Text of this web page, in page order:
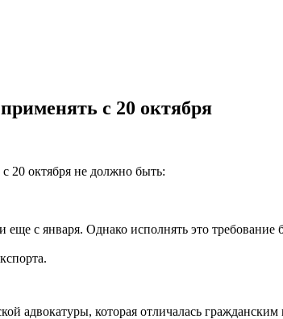
с 20 октября
20 октября не должно быть:
с января. Однако исполнять это требование
адвокатуры, которая отличалась